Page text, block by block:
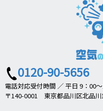
0120-90-5656
電話対応受付時間 ／ 平日 9：00
〒140-0001 東京都品川区北品